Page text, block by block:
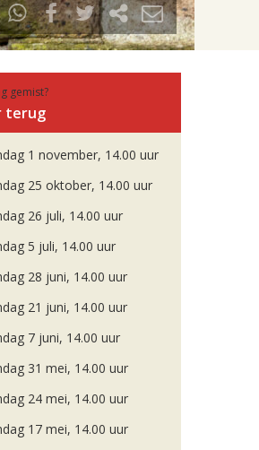
gemist?
terug
1 november, 14.00 uur
25 oktober, 14.00 uur
26 juli, 14.00 uur
5 juli, 14.00 uur
28 juni, 14.00 uur
21 juni, 14.00 uur
7 juni, 14.00 uur
31 mei, 14.00 uur
24 mei, 14.00 uur
17 mei, 14.00 uur